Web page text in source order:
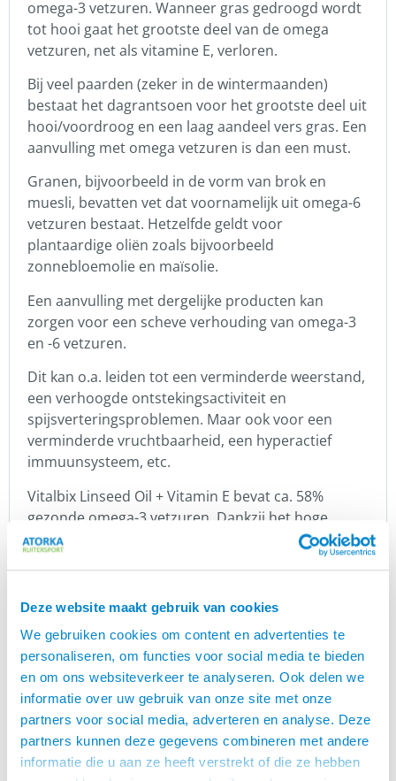
Deze website maakt gebruik van cookies
We gebruiken cookies om content en advertenties te
personaliseren, om functies voor social media te bieden
en om ons websiteverkeer te analyseren. Ook delen we
informatie over uw gebruik van onze site met onze
partners voor social media, adverteren en analyse. Deze
partners kunnen deze gegevens combineren met andere
informatie die u aan ze heeft verstrekt of die ze hebben
omega-3 vetzuren. Wanneer gras gedroogd wordt
tot hooi gaat het grootste deel van de omega
vetzuren, net als vitamine E, verloren.
Bij veel paarden (zeker in de wintermaanden)
bestaat het dagrantsoen voor het grootste deel uit
hooi/voordroog en een laag aandeel vers gras. Een
aanvulling met omega vetzuren is dan een must.
Granen, bijvoorbeeld in de vorm van brok en
muesli, bevatten vet dat voornamelijk uit omega-6
vetzuren bestaat. Hetzelfde geldt voor
plantaardige oliën zoals bijvoorbeeld
zonnebloemolie en maïsolie.
Een aanvulling met dergelijke producten kan
zorgen voor een scheve verhouding van omega-3
en -6 vetzuren.
Dit kan o.a. leiden tot een verminderde weerstand,
een verhoogde ontstekingsactiviteit en
spijsverteringsproblemen. Maar ook voor een
verminderde vruchtbaarheid, een hyperactief
immuunsysteem, etc.
Vitalbix Linseed Oil + Vitamin E bevat ca. 58%
gezonde omega-3 vetzuren. Dankzij het hoge
aandeel omega-3 vetzuren brengt de olie de
omega verhouding in het rantsoen in balans.
een ontstekingsremmende werking. Dit heeft
bovendien een positief effect op de algehele
gezondheid.
De olie zorgt ervoor dat de natuurlijke vitamine E
optimaal door het lichaam wordt opgenomen.
De vitamine E zorgt er daarbij ook voor dat de
kwaliteit van de lijnzaadolie optimaal behouden